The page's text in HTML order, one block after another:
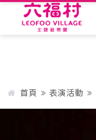
票價資訊
首頁 表演活動